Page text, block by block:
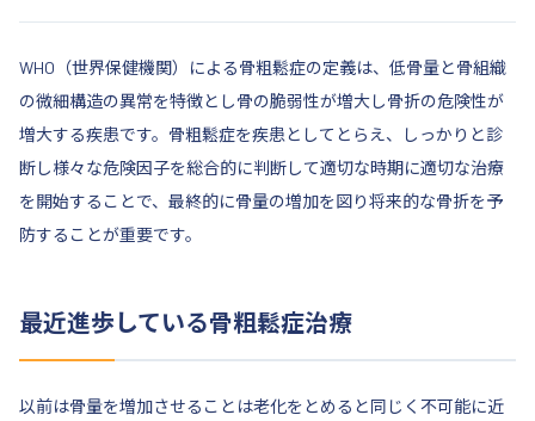
WHO（世界保健機関）による骨粗鬆症の定義は、低骨量と骨組織
の微細構造の異常を特徴とし骨の脆弱性が増大し骨折の危険性が
増大する疾患です。骨粗鬆症を疾患としてとらえ、しっかりと診
断し様々な危険因子を総合的に判断して適切な時期に適切な治療
を開始することで、最終的に骨量の増加を図り将来的な骨折を予
防することが重要です。
最近進歩している骨粗鬆症治療
以前は骨量を増加させることは老化をとめると同じく不可能に近